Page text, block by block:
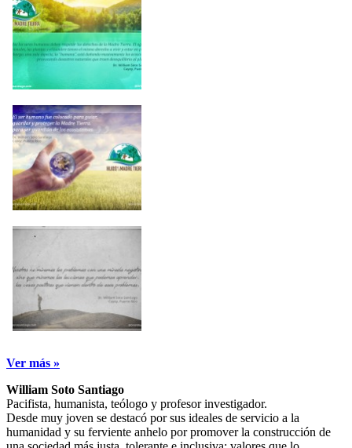
Ver más »
William Soto Santiago
Pacifista, humanista, teólogo y profesor investigador.
Desde muy joven se destacó por sus ideales de servicio a la
humanidad y su ferviente anhelo por promover la construcción de